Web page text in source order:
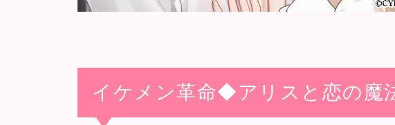
イケメン革命◆アリスと恋の魔